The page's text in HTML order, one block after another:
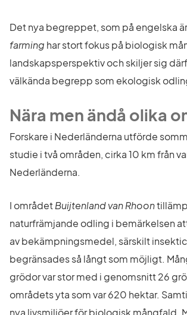
Det nya begreppet, som på engelska
farming har stort fokus på biologisk
landskapsperspektiv och skiljer sig
välkända begrepp som ekologisk
Nära men ändå olika
Forskare i Nederländerna utförde
studie i två områden, cirka 10 km från
Nederländerna.
I området Buijtenland van Rhoon
naturfrämjande odling i bemärkelsen
av bekämpningsmedel, särskilt
begränsades så långt som möjligt.
grödor var stor med i genomsnitt 26
områdets yta som var 620 hektar.
nya livsmiljöer för biologisk mångfald.